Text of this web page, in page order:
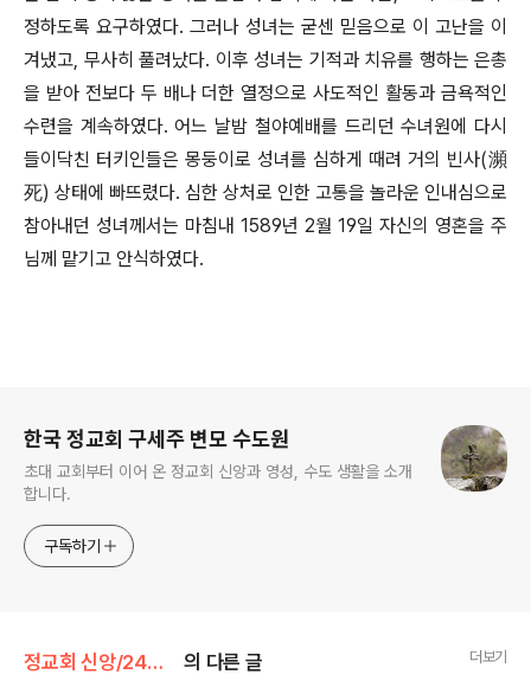
정하도록 요구하였다. 그러나 성녀는 굳센 믿음으로 이 고난을 이
겨냈고, 무사히 풀려났다. 이후 성녀는 기적과 치유를 행하는 은총
을 받아 전보다 두 배나 더한 열정으로 사도적인 활동과 금욕적인
수련을 계속하였다. 어느 날밤 철야예배를 드리던 수녀원에 다시
들이닥친 터키인들은 몽둥이로 성녀를 심하게 때려 거의 빈사(瀕
死) 상태에 빠뜨렸다. 심한 상처로 인한 고통을 놀라운 인내심으로
참아내던 성녀께서는 마침내 1589년 2월 19일 자신의 영혼을 주
님께 맡기고 안식하였다.
한국 정교회 구세주 변모 수도원
초대 교회부터 이어 온 정교회 신앙과 영성, 수도 생활을 소개
합니다.
구독하기
정교회 신앙/24인 수호성인 의 다른 글 더보기